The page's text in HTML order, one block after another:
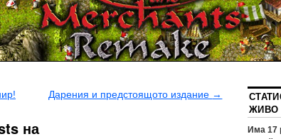
Дарения и предстоящото издание →
на
ЖИВО
Има 17